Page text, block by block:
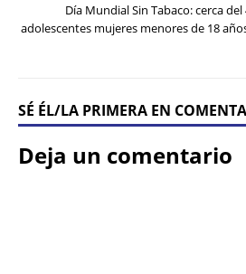
Día Mundial Sin Tabaco: cerca del
adolescentes mujeres menores de 18
SÉ ÉL/LA PRIMERA EN
Deja un comentario